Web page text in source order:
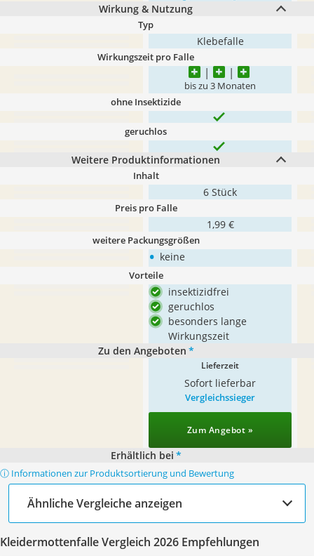
Wirkung & Nutzung
Typ
Klebefalle
Wirkungszeit pro Falle
bis zu 3 Monaten
ohne Insektizide
geruchlos
Weitere Produktinformationen
Inhalt
6 Stück
Preis pro Falle
1,99 €
weitere Packungsgrößen
• keine
Vorteile
insektizidfrei
geruchlos
besonders lange
Wirkungszeit
Zu den Angeboten *
Lieferzeit
Sofort lieferbar
Vergleichssieger
Zum Angebot »
Erhältlich bei *
ⓘ Informationen zur Produktsortierung und Bewertung
Ähnliche Vergleiche anzeigen
Kleidermottenfalle Vergleich 2026 Empfehlungen